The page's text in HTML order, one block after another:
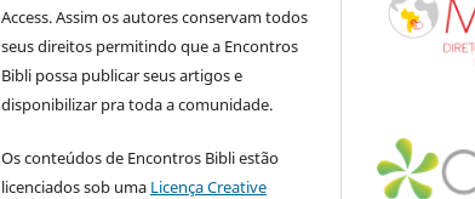
Access. Assim os autores conservam todos
seus direitos permitindo que a Encontros
Bibli possa publicar seus artigos e
disponibilizar pra toda a comunidade.
Os conteúdos de Encontros Bibli estão
licenciados sob uma Licença Creative